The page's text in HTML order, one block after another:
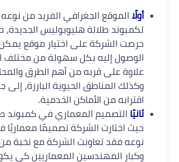
أولًا الموقع الجغرافي الفريد من نوعه
لكمبوند طلالة هليوبوليس الجديدة،
حرصت الشركة على اختيار موقع
الوصول إليه بكل سهولة من مختلف
علاوة على قربه من أهم الطرق
وكذلك المناطق الحيوية البارزة، إلى
اقترابه من الأماكن الخدمية.
ثانيًا التصميم المعماري في كمبوند
حيث اختارت الشركة تصميمًا معماريًا
نوعه فقد تعاونت الشركة مع نخبة من
وكبار المهندسين المعماريين كي